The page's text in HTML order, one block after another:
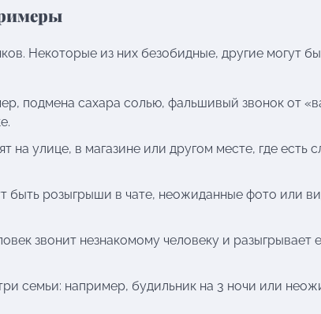
Некоторые из них безобидные, другие могут
подмена сахара солью, фальшивый звонок от
на улице, в магазине или другом месте, где есть
быть розыгрыши в чате, неожиданные фото или
звонит незнакомому человеку и разыгрывает
семьи: например, будильник на 3 ночи или